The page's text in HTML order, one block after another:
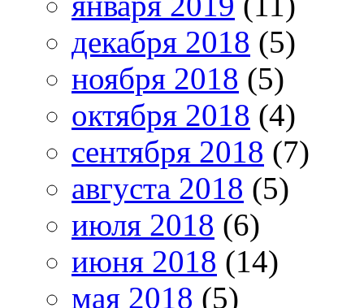
декабря 2018 (5)
ноября 2018 (5)
октября 2018 (4)
сентября 2018 (7)
августа 2018 (5)
июля 2018 (6)
июня 2018 (14)
мая 2018 (5)